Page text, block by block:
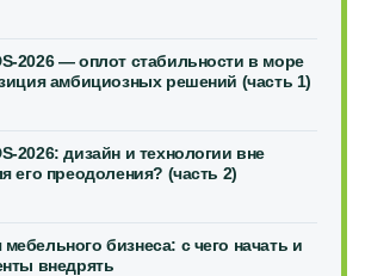
2026 — оплот стабильности в море
амбициозных решений (часть 1)
2026: дизайн и технологии вне
его преодоления? (часть 2)
бизнеса: с чего начать и
внедрять